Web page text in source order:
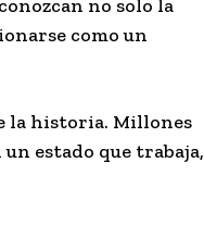
no solo la
como un
la historia. Millones
estado que trabaja,